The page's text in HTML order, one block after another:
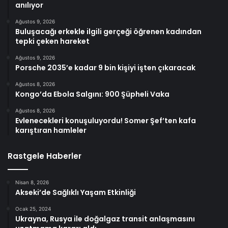
anılıyor
Ağustos 9, 2026
Buluşacağı erkekle ilgili gerçeği öğrenen kadından
tepki çeken hareket
Ağustos 9, 2026
Porsche 2035’e kadar 9 bin kişiyi işten çıkaracak
Ağustos 8, 2026
Kongo’da Ebola Salgını: 900 Şüpheli Vaka
Ağustos 8, 2026
Evlenecekleri konuşuluyordu! Somer Şef’ten kafa
karıştıran hamleler
Rastgele Haberler
Nisan 8, 2026
Akseki’de Sağlıklı Yaşam Etkinliği
Ocak 25, 2024
Ukrayna, Rusya ile doğalgaz transit anlaşmasını